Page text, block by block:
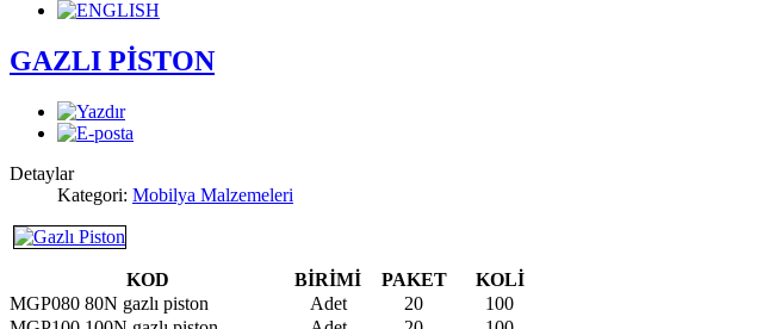
GAZLI PİSTON
Detaylar
Kategori: Mobilya Malzemeleri
KOD BİRİMİ PAKET
KOLİ
MGP080 80N gazlı piston
Adet 20
100